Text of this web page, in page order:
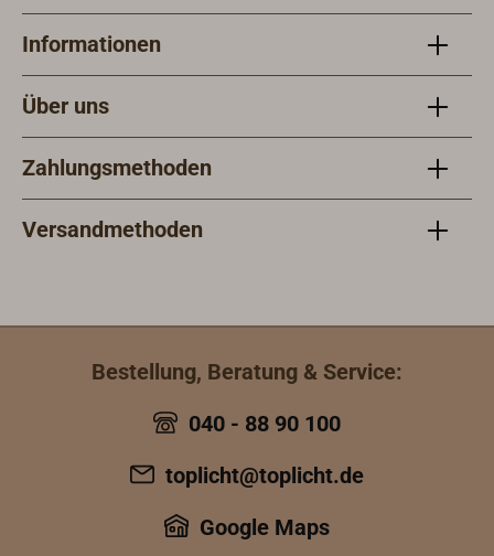
Informationen
Über uns
Zahlungsmethoden
Versandmethoden
Bestellung, Beratung & Service:
040 - 88 90 100
toplicht@toplicht.de
Google Maps